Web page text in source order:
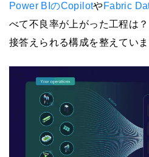
Power BIのCopilotやFabric
べて不良率が上がった工程は
接答えられる構成を整えていま